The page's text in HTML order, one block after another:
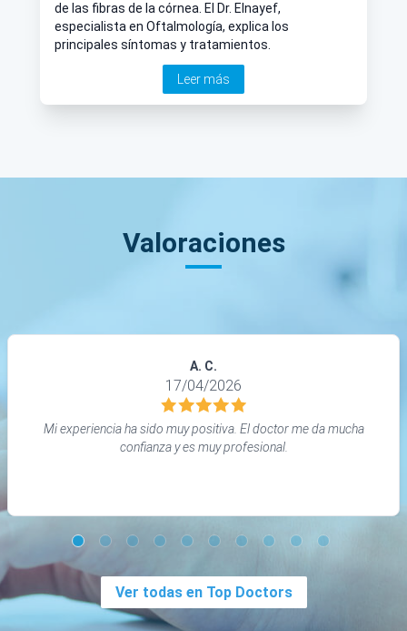
de las fibras de la córnea. El Dr. Elnayef,
especialista en Oftalmología, explica los
principales síntomas y tratamientos.
Leer más
Valoraciones
A. C.
17/04/2026
Mi experiencia ha sido muy positiva. El doctor me da mucha
confianza y es muy profesional.
Ver todas en Top Doctors